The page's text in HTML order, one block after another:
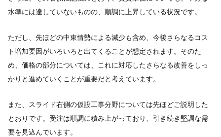
水準には達していないものの、順調に上昇している状況です。
ただし、先ほどの中東情勢による減少も含め、今後さらなるコス
ト増加要因がいろいろと出てくることが想定されます。そのた
め、価格の部分については、これに対応したさらなる改善をしっ
かりと進めていくことが重要だと考えています。
また、スライド右側の仮設工事分野については先ほどご説明した
とおりです。受注は順調に積み上がっており、引き続き堅調な需
要を見込んでいます。